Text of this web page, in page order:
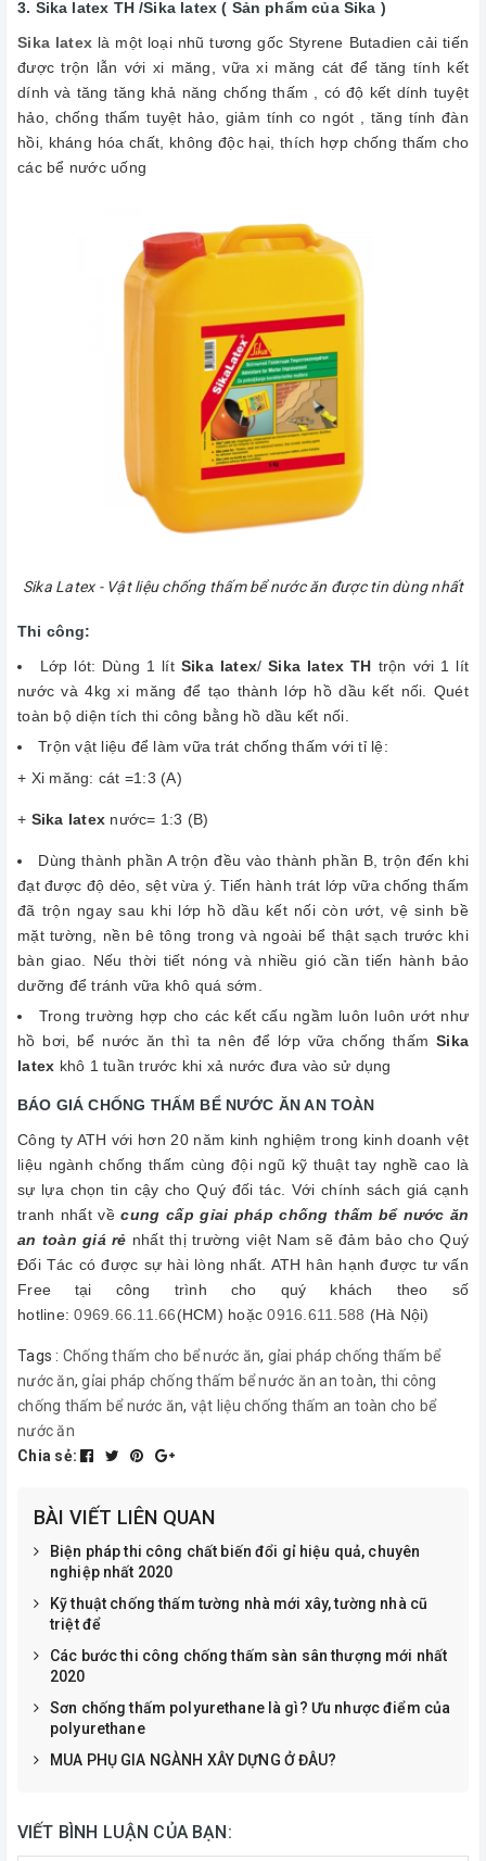
3. Sika latex TH /Sika latex ( Sản phẩm của Sika )
Sika latex là một loại nhũ tương gốc Styrene Butadien cải tiến
được trộn lẫn với xi măng, vữa xi măng cát để tăng tính kết
dính và tăng tăng khả năng chống thấm , có độ kết dính tuyệt
hảo, chống thấm tuyệt hảo, giảm tính co ngót , tăng tính đàn
hồi, kháng hóa chất, không độc hại, thích hợp chống thấm cho
các bể nước uống
Sika Latex - Vật liệu chống thấm bể nước ăn được tin dùng nhất
Thi công:
Lớp lót: Dùng 1 lít Sika latex/Sika latex TH trộn với 1 lít
nước và 4kg xi măng để tạo thành lớp hồ dầu kết nối. Quét
toàn bộ diện tích thi công bằng hồ dầu kết nối.
Trộn vật liệu để làm vữa trát chống thấm với tỉ lệ:
+ Xi măng: cát =1:3 (A)
+ Sika latex nước= 1:3 (B)
Dùng thành phần A trộn đều vào thành phần B, trộn đến khi
đạt được độ dẻo, sệt vừa ý. Tiến hành trát lớp vữa chống thấm
đã trộn ngay sau khi lớp hồ dầu kết nối còn ướt, vệ sinh bề
mặt tường, nền bê tông trong và ngoài bể thật sạch trước khi
bàn giao. Nếu thời tiết nóng và nhiều gió cần tiến hành bảo
dưỡng để tránh vữa khô quá sớm.
Trong trường hợp cho các kết cấu ngầm luôn luôn ướt như
hồ bơi, bể nước ăn thì ta nên để lớp vữa chống thấm Sika
latex khô 1 tuần trước khi xả nước đưa vào sử dụng
BÁO GIÁ CHỐNG THẤM BỂ NƯỚC ĂN AN TOÀN
Công ty ATH với hơn 20 năm kinh nghiệm trong kinh doanh vệt
liệu ngành chống thấm cùng đội ngũ kỹ thuật tay nghề cao là
sự lựa chọn tin cậy cho Quý đối tác. Với chính sách giá cạnh
tranh nhất vềcung cấp gỉai pháp chống thấm bể nước ăn
an toàn giá rẻ nhất thị trường việt Nam sẽ đảm bảo cho Quý
Đối Tác có được sự hài lòng nhất. ATH hân hạnh được tư vấn
Free tại công trình cho quý khách theo số
hotline:0969.66.11.66(HCM) hoặc0916.611.588 (Hà Nội)
Tags : Chống thấm cho bể nước ăn, gỉai pháp chống thấm bể
nước ăn,gỉai pháp chống thấm bể nước ăn an toàn, thi công
chống thấm bể nước ăn, vật liệu chống thấm an toàn cho bể
nước ăn
Chia sẻ:
BÀI VIẾT LIÊN QUAN
Biện pháp thi công chất biến đổi gỉ hiệu quả, chuyên
nghiệp nhất 2020
Kỹ thuật chống thấm tường nhà mới xây, tường nhà cũ
triệt để
Các bước thi công chống thấm sàn sân thượng mới nhất
2020
Sơn chống thấm polyurethane là gì? Ưu nhược điểm của
polyurethane
MUA PHỤ GIA NGÀNH XÂY DỰNG Ở ĐÂU?
VIẾT BÌNH LUẬN CỦA BẠN: